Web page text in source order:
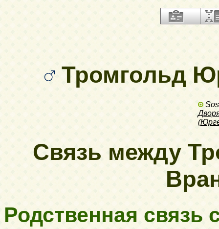
Тромгольд
(
Связь между
Родственная связь